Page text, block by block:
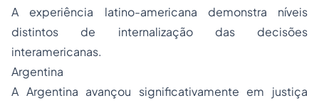
A experiência latino-americana demonstra níveis
distintos de internalização das decisões
interamericanas.
Argentina
A Argentina avançou significativamente em justiça